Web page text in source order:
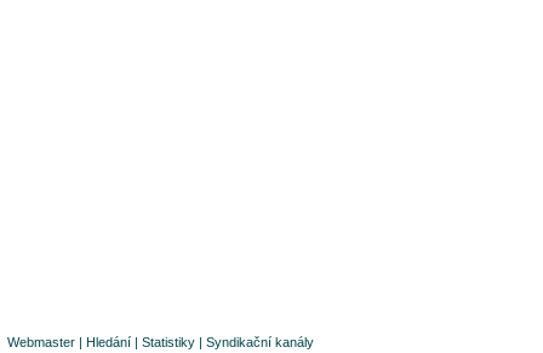
Webmaster | Hledání | Statistiky | Syndikační kanály